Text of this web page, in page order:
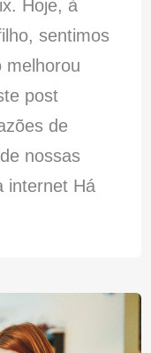
Hoje, à
sentimos
melhorou
post
de
nossas
internet Há